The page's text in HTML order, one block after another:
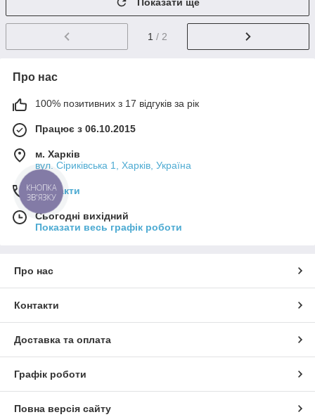
1 / 2
Про нас
100% позитивних з 17 відгуків за рік
Працює з 06.10.2015
м. Харків
вул. Сіриківська 1, Харків, Україна
Контакти
Сьогодні вихідний
Показати весь графік роботи
Про нас
Контакти
Доставка та оплата
Графік роботи
Повна версія сайту
КНОПКА
ЗВ'ЯЗКУ